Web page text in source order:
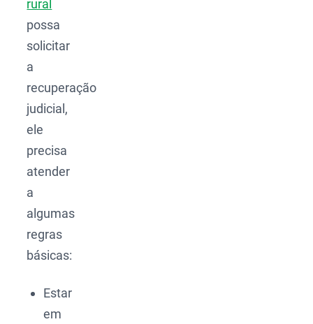
rural
possa
solicitar
a
recuperação
judicial,
ele
precisa
atender
a
algumas
regras
básicas:
Estar
em